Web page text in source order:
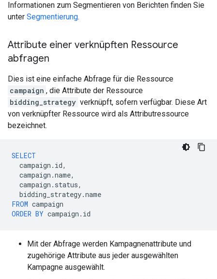
Informationen zum Segmentieren von Berichten finden Sie
unter Segmentierung.
Attribute einer verknüpften Ressource
abfragen
Dies ist eine einfache Abfrage für die Ressource
campaign , die Attribute der Ressource
bidding_strategy verknüpft, sofern verfügbar. Diese Art
von verknüpfter Ressource wird als Attributressource
bezeichnet.
SELECT
campaign . id,
campaign .name,
campaign . status,
bidding_strategy.name
FROM campaign
ORDER BY campaign . id
Mit der Abfrage werden Kampagnenattribute und
zugehörige Attribute aus jeder ausgewählten
Kampagne ausgewählt.